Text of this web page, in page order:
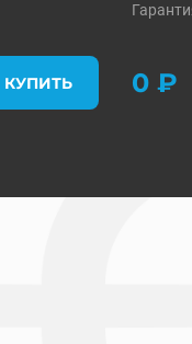
КУПИТЬ 0 ₽